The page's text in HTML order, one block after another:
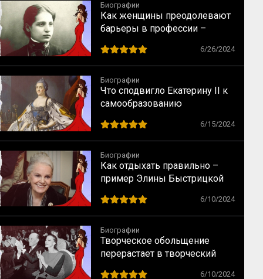
Биографии
Как женщины преодолевают
барьеры в профессии –
6/26/2024
Биографии
Что сподвигло Екатерину II к
самообразованию
6/15/2024
Биографии
Как отдыхать правильно –
пример Элины Быстрицкой
6/10/2024
Биографии
Творческое обольщение
перерастает в творческий
6/10/2024